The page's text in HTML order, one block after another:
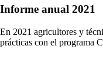
Informe anual 2021
En 2021 agricultores y
prácticas con el programa